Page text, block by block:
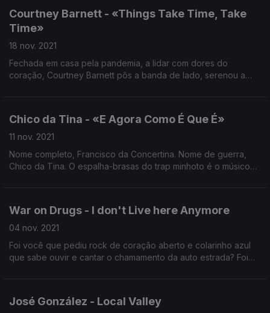
Courtney Barnett - «Things Take Time, Take
Time»
18 nov. 2021
Fechada em casa pela pandemia, a lidar com dores do
coração, Courtney Barnett pôs a banda de lado, serenou a
Chico da Tina - «E Agora Como É Que É»
11 nov. 2021
Nome completo, Francisco da Concertina. Nome de guerra,
Chico da Tina. O espalha-brasas do trap minhoto é o músico
War on Drugs - I don't Live here Anymore
04 nov. 2021
Foi você que pediu rock de coração aberto e colarinho azul
que sabe ouvir e cantar o chamamento da auto estrada? Foi
José González - Local Valley